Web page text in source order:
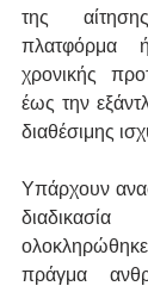
της
πλατφόρμα
χρονικής
έως την
διαθέσιμης
Υπάρχουν
ολοκληρώθηκε
πράγμα